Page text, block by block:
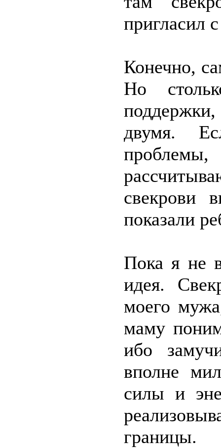
пригласил
Конечно,
Но
двумя.
свекрови
показали
Пока я не
идея.
моего
маму
ибо
вполне
силы и
границы.